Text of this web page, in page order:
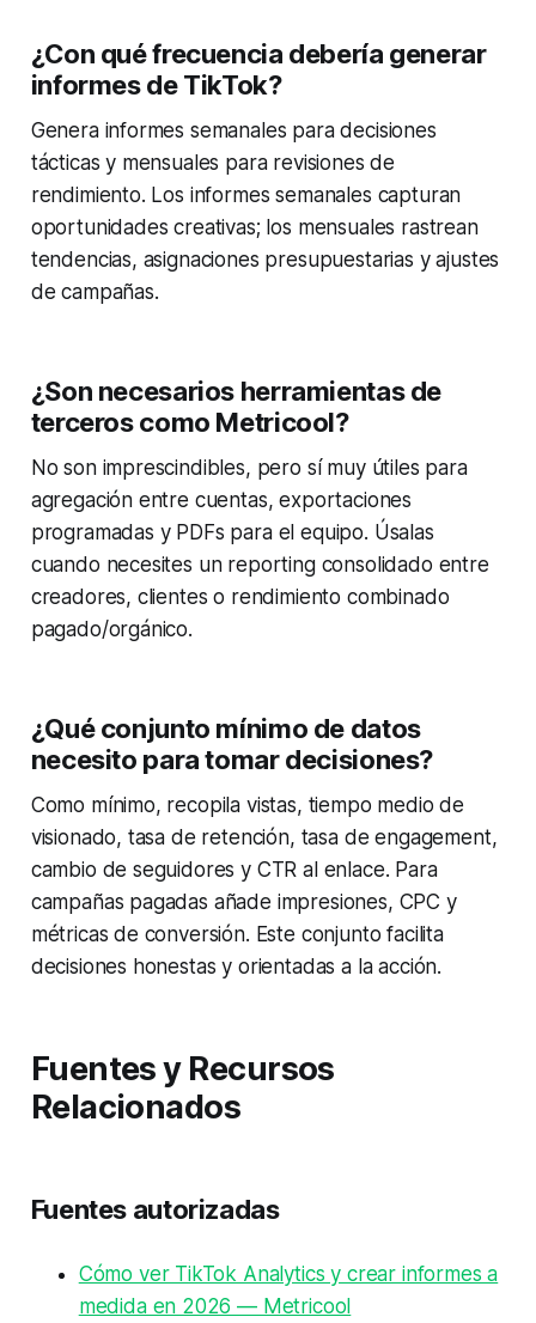
¿Con qué frecuencia debería generar
informes de TikTok?
Genera informes semanales para decisiones
tácticas y mensuales para revisiones de
rendimiento. Los informes semanales capturan
oportunidades creativas; los mensuales rastrean
tendencias, asignaciones presupuestarias y ajustes
de campañas.
¿Son necesarios herramientas de
terceros como Metricool?
No son imprescindibles, pero sí muy útiles para
agregación entre cuentas, exportaciones
programadas y PDFs para el equipo. Úsalas
cuando necesites un reporting consolidado entre
creadores, clientes o rendimiento combinado
pagado/orgánico.
¿Qué conjunto mínimo de datos
necesito para tomar decisiones?
Como mínimo, recopila vistas, tiempo medio de
visionado, tasa de retención, tasa de engagement,
cambio de seguidores y CTR al enlace. Para
campañas pagadas añade impresiones, CPC y
métricas de conversión. Este conjunto facilita
decisiones honestas y orientadas a la acción.
Fuentes y Recursos
Relacionados
Fuentes autorizadas
Cómo ver TikTok Analytics y crear informes a
medida en 2026 — Metricool